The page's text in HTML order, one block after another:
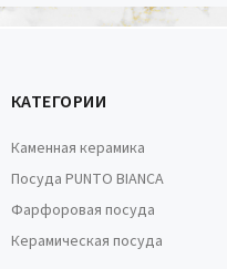
КАТЕГОРИИ
Каменная керамика
Посуда PUNTO BIANCA
Фарфоровая посуда
Керамическая посуда